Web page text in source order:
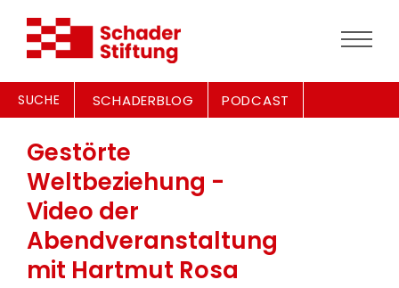
SUCHE SCHADERBLOG PODCAST
Gestörte
Weltbeziehung -
Video der
Abendveranstaltung
mit Hartmut Rosa